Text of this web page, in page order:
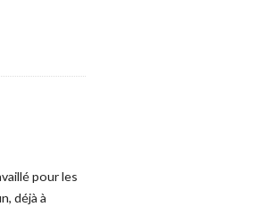
pour les
déjà à